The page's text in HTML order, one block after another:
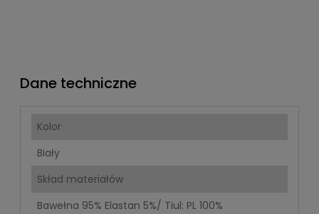
Dane techniczne
Kolor
Biały
Skład materiałów
Bawełna 95% Elastan 5%/ Tiul: PL 100%